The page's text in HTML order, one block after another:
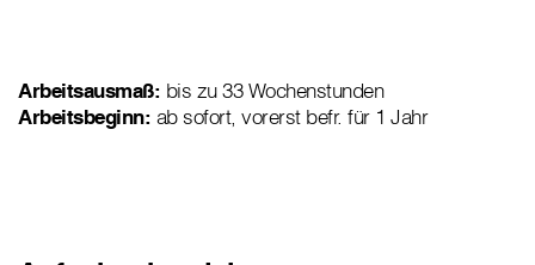
Arbeitsausmaß: bis zu 33 Wochenstunden
Arbeitsbeginn: ab sofort, vorerst befr. für 1 Jahr